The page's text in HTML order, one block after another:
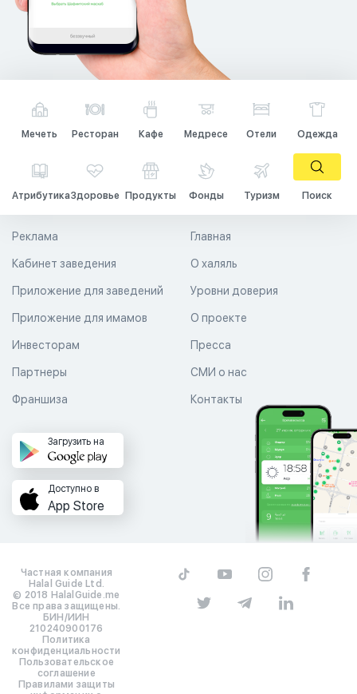
Мечеть Ресторан Кафе Медресе Отели Одежда
АтрибутикаЗдоровье Продукты Фонды Туризм Поиск
Главная
О халяль
Уровни доверия
Реклама
Кабинет заведения
Приложение для заведений
Приложение для имамов О проекте
Пресса
СМИ о нас
Контакты
Инвесторам
Партнеры
Франшиза
Загрузить на
Доступно в
App Store
Частная компания
Halal Guide Ltd.
© 2018 HalalGuide.me
Все права защищены.
БИН/ИИН
210240900176
Политика
конфиденциальности
Пользовательское
соглашение
Правилами защиты